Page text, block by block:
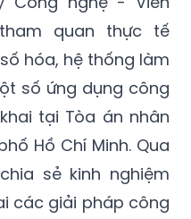
quan thực tế
hóa, hệ thống làm
số ứng dụng công
tại Tòa án nhân
Hồ Chí Minh. Qua
sẻ kinh nghiệm
các giải pháp công